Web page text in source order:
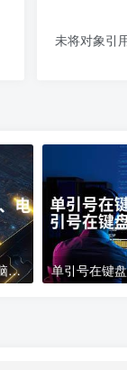
未将对象引
电脑下载软件怎么下载、电脑软件下载指南